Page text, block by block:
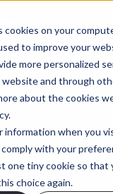
on your
to improve your
more personalized
and through
about the cookies
information when you
with your
one tiny cookie so that
choice again.
Tilbake til prosjekter
Eiendom
Bjerke